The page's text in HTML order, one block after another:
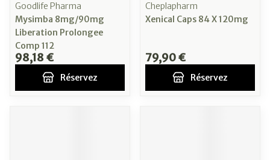
Goodlife Pharma
Mysimba 8mg/90mg
Liberation Prolongee
Comp 112
98,18 €
Réservez
Cheplapharm
Xenical Caps 84 X 120mg
79,90 €
Réservez